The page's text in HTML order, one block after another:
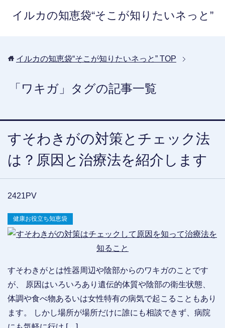
イルカの知恵袋“そこが知りたいネっと”
イルカの知恵袋“そこが知りたいネっと” TOP
「ワキガ」タグの記事一覧
すそわきがの対策とチェック法
は？原因と治療法を紹介します
2421PV
健康お役立ち知恵袋
すそわきがとは性器周辺や陰部からのワキガのことです
が、 原因はいろいろあり遺伝的体質や陰部の衛生状態、
体調や食べ物あるいは女性特有の病気で起こることもあり
ます。 しかし場所が場所だけに誰にも相談できず、病院